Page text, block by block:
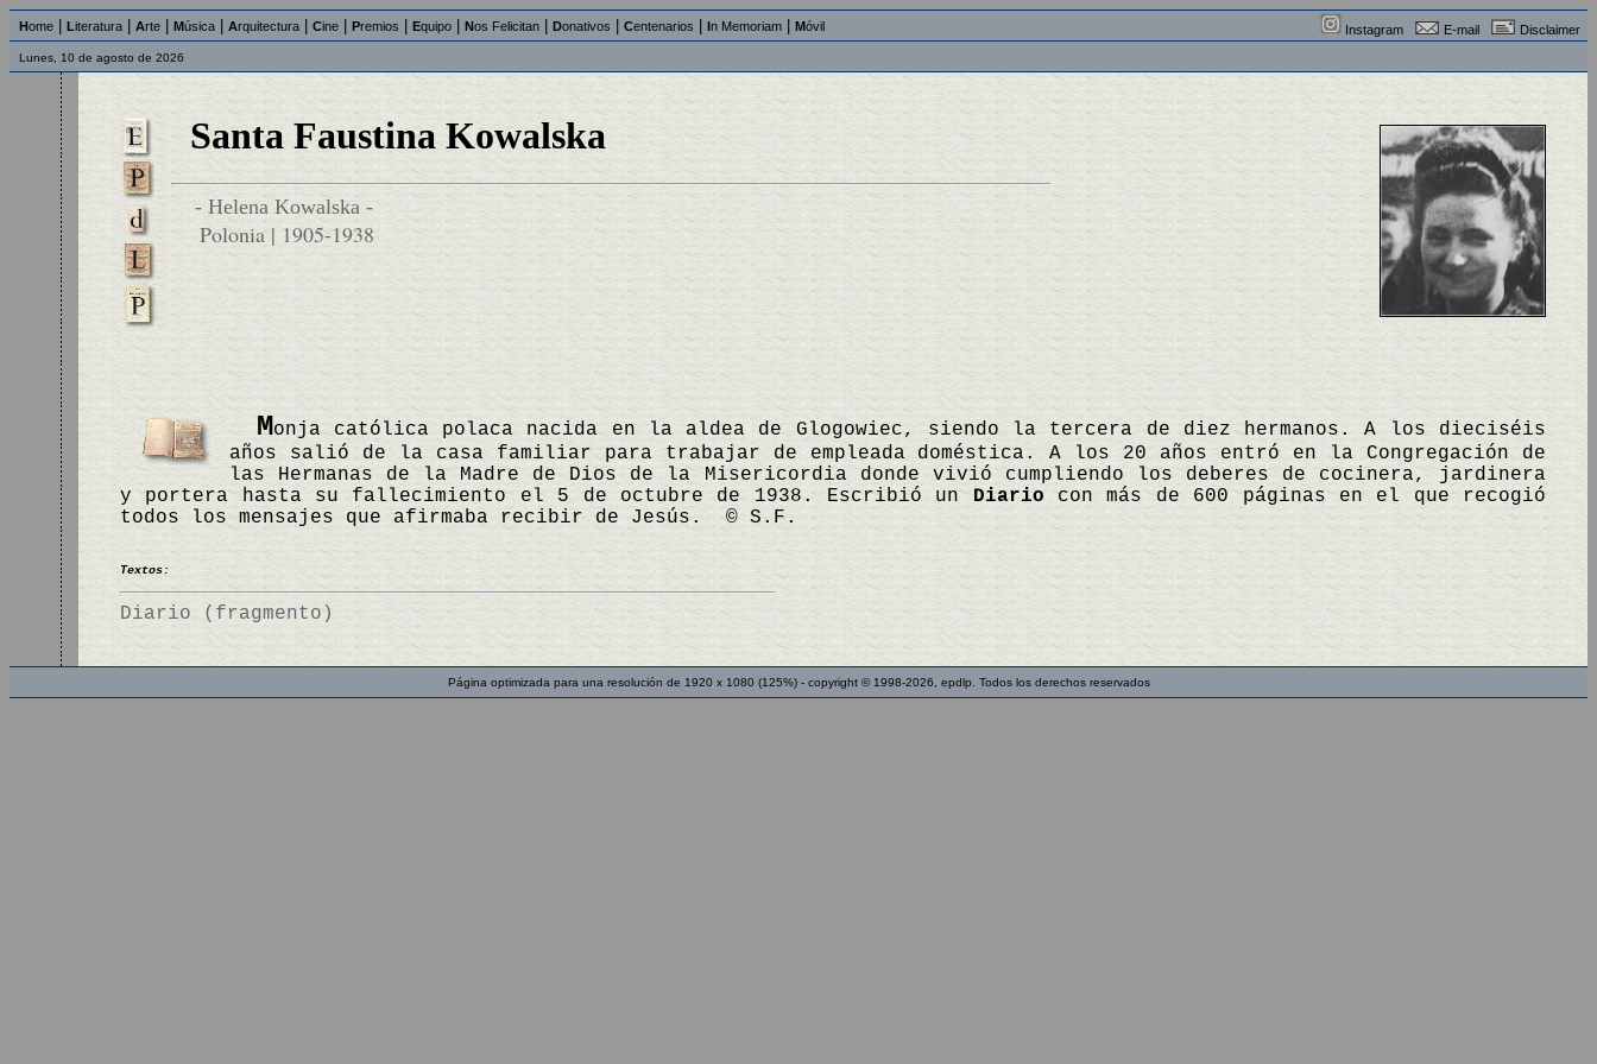
Home Literatura Arte Música Arquitectura Cine Premios Equipo Nos Felicitan Donativos Centenarios In Memoriam Móvil Instagram E-mail Disclaimer
Lunes, 10 de agosto de 2026
Santa Faustina Kowalska
- Helena Kowalska -
Polonia | 1905-1938
Monja católica polaca nacida en la aldea de Glogowiec, siendo la tercera de diez hermanos. A los dieciséis
años salió de la casa familiar para trabajar de empleada doméstica. A los 20 años entró en la Congregación de
las Hermanas de la Madre de Dios de la Misericordia donde vivió cumpliendo los deberes de cocinera, jardinera
y portera hasta su fallecimiento el 5 de octubre de 1938. Escribió un Diario con más de 600 páginas en el que recogió
todos los mensajes que afirmaba recibir de Jesús. © S.F.
Textos:
Diario (fragmento)
Página optimizada para una resolución de 1920 x 1080 (125%) - copyright © 1998-2026, epdlp. Todos los derechos reservados